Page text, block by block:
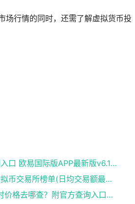
场行情的同时，还需了解虚拟货币投
欧易交易所官网入口 欧易国际版APP最新版v6.144.0下载与使用指南
交易量排名的虚拟币交易所榜单(日均交易额最高的10家平台)
2025年最新实时价格去哪查？附官方查询入口与走势图！​